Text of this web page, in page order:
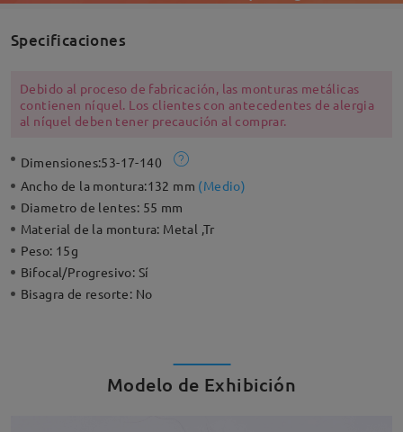
Specificaciones
Debido al proceso de fabricación, las monturas metálicas
contienen níquel. Los clientes con antecedentes de alergia
al níquel deben tener precaución al comprar.
Dimensiones:53-17-140
Ancho de la montura:132 mm (Medio)
Diametro de lentes: 55 mm
Material de la montura: Metal ,Tr
Peso: 15g
Bifocal/Progresivo: Sí
Bisagra de resorte: No
Modelo de Exhibición